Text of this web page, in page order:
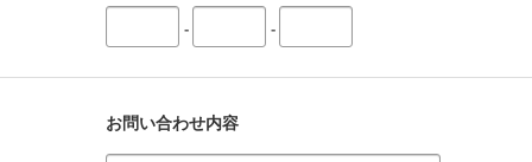
- -
お問い合わせ内容